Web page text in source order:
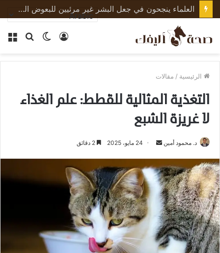
العلماء ينجحون في جعل البشر غير مرئيين للبعوض الناقل للأمراض
بحث الوضع تسجيل
الرئيسية / مقالات
التغذية المثالية للقطط: علم الغذاء
لا غريزة الشبع
د. محمود أمين
أرسل
إلكترونيا
24 مايو، 2025